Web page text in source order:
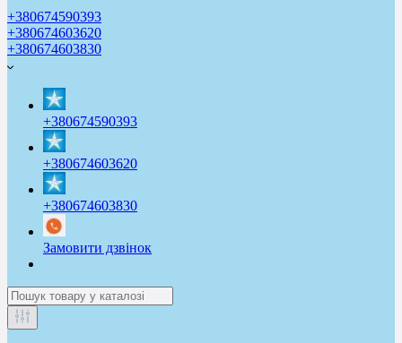
+380674590393
+380674603620
+380674603830
+380674590393
+380674603620
+380674603830
Замовити дзвінок